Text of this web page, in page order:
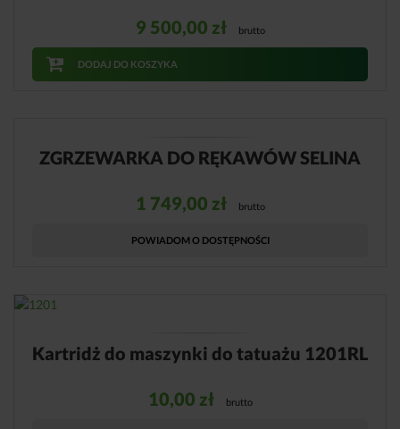
9 500,00 zł brutto
DODAJ DO KOSZYKA
ZGRZEWARKA DO RĘKAWÓW SELINA
1 749,00 zł brutto
POWIADOM O DOSTĘPNOŚCI
Kartridż do maszynki do tatuażu 1201RL
10,00 zł brutto